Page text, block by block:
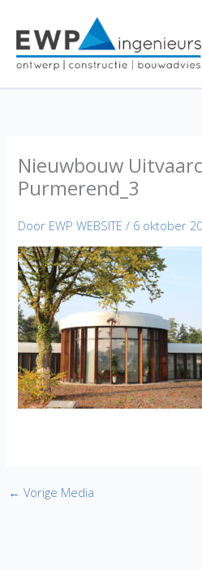
inhoud
Nieuwbouw
Purmerend_3
Door EWP WEBSITE/ 6 oktober
← Vorige Media